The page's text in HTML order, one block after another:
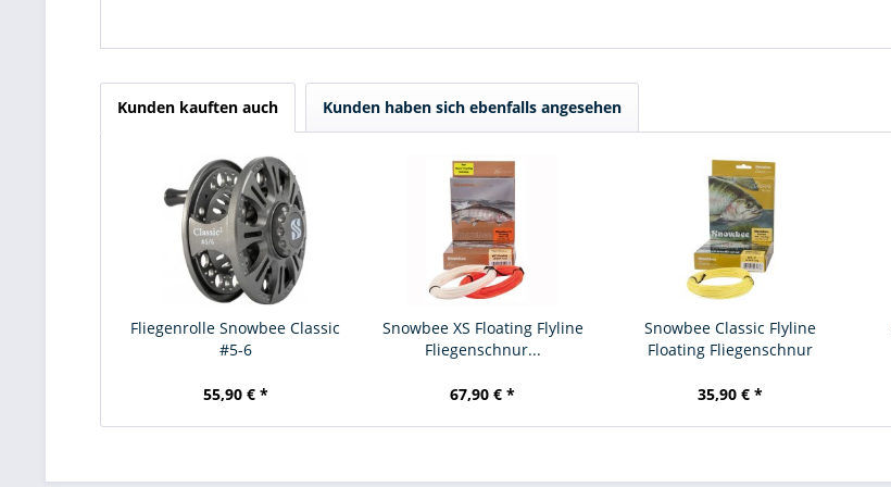
Kunden kauften auch Kunden haben sich ebenfalls angesehen
Fliegenrolle Snowbee Classic
#5-6
55,90 € *
Snowbee XS Floating Flyline
Fliegenschnur...
67,90 € *
Snowbee Classic Flyline
Floating Fliegenschnur
35,90 € *